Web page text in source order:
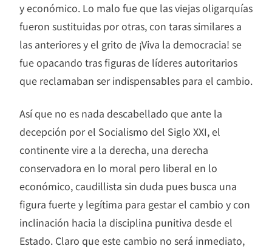
y económico. Lo malo fue que las viejas oligarquías
fueron sustituidas por otras, con taras similares a
las anteriores y el grito de ¡Viva la democracia! se
fue opacando tras figuras de líderes autoritarios
que reclamaban ser indispensables para el cambio.
Así que no es nada descabellado que ante la
decepción por el Socialismo del Siglo XXI, el
continente vire a la derecha, una derecha
conservadora en lo moral pero liberal en lo
económico, caudillista sin duda pues busca una
figura fuerte y legítima para gestar el cambio y con
inclinación hacia la disciplina punitiva desde el
Estado. Claro que este cambio no será inmediato,